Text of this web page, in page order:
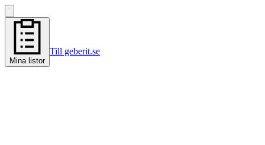
Mina listor
Till geberit.se